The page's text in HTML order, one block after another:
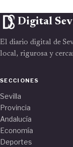
Digital
El diario digital de
local, rigurosa y
SECCIONES
Sevilla
Provincia
Andalucía
Economía
Deportes